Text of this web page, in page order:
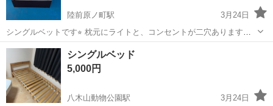
陸前原ノ町駅
3月24日
シングルベットです⭐︎ 枕元にライトと、コンセントが二穴あります。
長さ2.15m×幅0.98m×高さ0.77m（枕元の一番高い所） マットレスの
下の板に貼ってある黒いシートが劣化しており、簡単に剥がれてしま
う状態です...
宮城 仙台市 陸前原ノ町駅
シングルベッド
5,000円
八木山動物公園駅
3月24日